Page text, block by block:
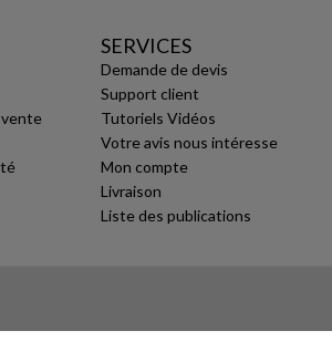
SERVICES
Demande de devis
Support client
Tutoriels Vidéos
Votre avis nous intéresse
Mon compte
Livraison
Liste des publications